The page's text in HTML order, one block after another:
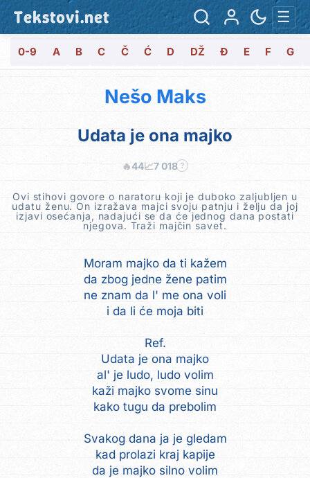
Tekstovi.net ☰
0-9 A B C Č Ć D DŽ Đ E F G
Nešo Maks
Udata je ona majko
🔥44📈7 018 ?
Ovi stihovi govore o naratoru koji je duboko zaljubljen u
udatu ženu. On izražava majci svoju patnju i želju da joj
izjavi osećanja, nadajući se da će jednog dana postati
njegova. Traži majčin savet.
Moram majko da ti kažem
da zbog jedne žene patim
ne znam da l' me ona voli
i da li će moja biti
Ref.
Udata je ona majko
al' je ludo, ludo volim
kaži majko svome sinu
kako tugu da prebolim
Svakog dana ja je gledam
kad prolazi kraj kapije
da je majko silno volim